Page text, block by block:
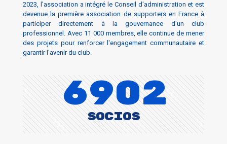
2023, l'association a intégré le Conseil d'administration et est
devenue la première association de supporters en France à
participer directement à la gouvernance d'un club
professionnel. Avec 11 000 membres, elle continue de mener
des projets pour renforcer l'engagement communautaire et
garantir l'avenir du club.
7315
SOCIOS